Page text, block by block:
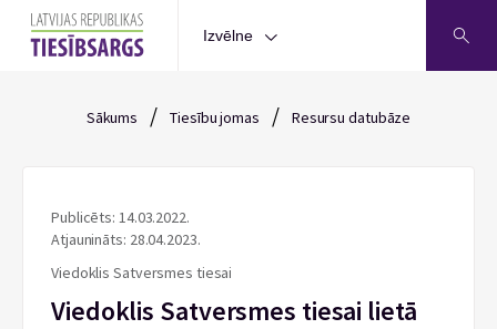
Izvēlne
Sākums / Tiesību jomas / Resursu datubāze
Publicēts: 14.03.2022.
Atjaunināts: 28.04.2023.
Viedoklis Satversmes tiesai
Viedoklis Satversmes tiesai lietā